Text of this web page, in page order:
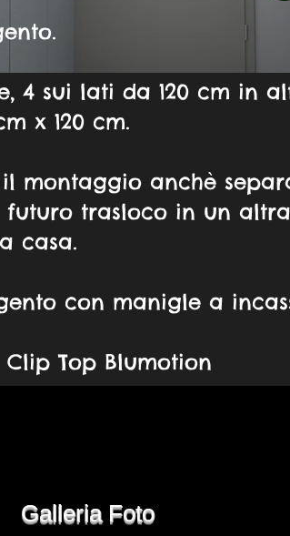
4 sui lati da 120 cm in
x 120 cm.
montaggio anchè
trasloco in un
casa.
con manigle a
Clip Top Blumotion
Galleria Foto